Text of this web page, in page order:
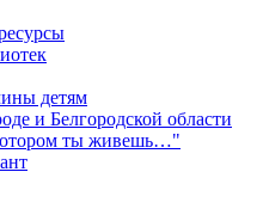
детям
и Белгородской области
ты живешь…"